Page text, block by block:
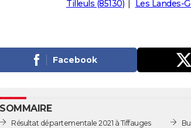
Tilleuls (85130)
Les Landes-
Facebook
SOMMAIRE
Résultat départementale 2021 à Tiffauges